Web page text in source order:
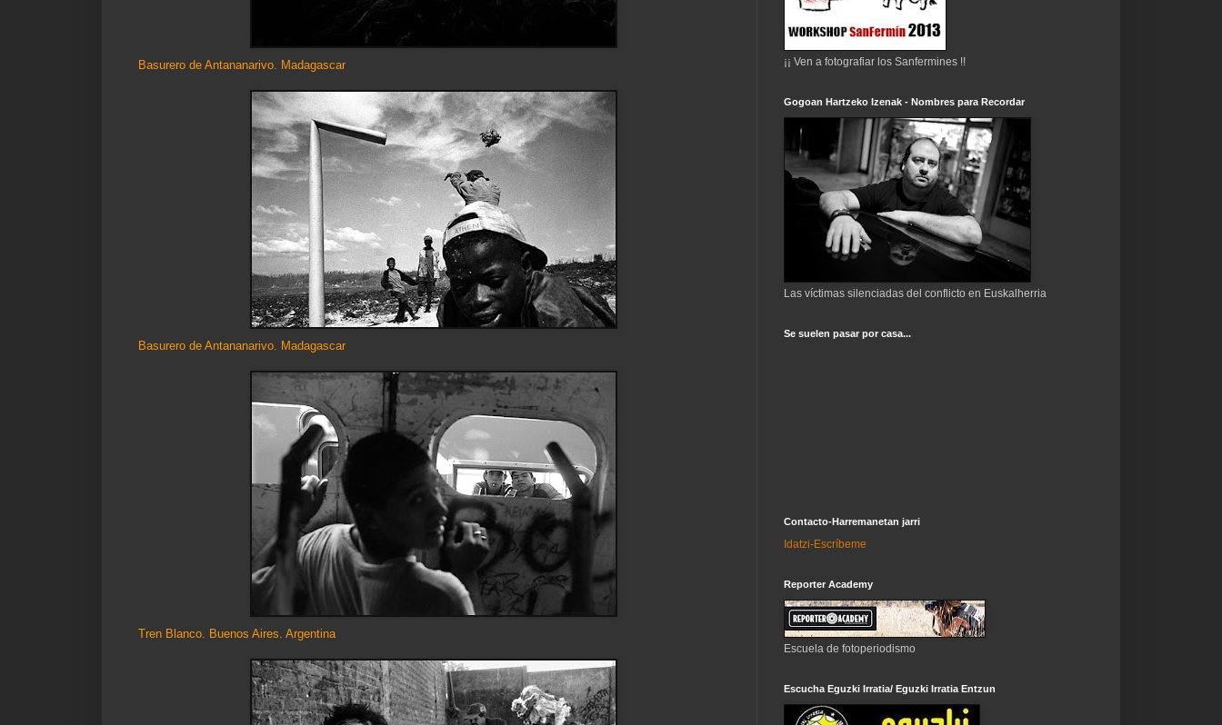
Basurero de Antananarivo. Madagascar
Basurero de Antananarivo. Madagascar
Tren Blanco. Buenos Aires. Argentina
¡¡ Ven a fotografiar los Sanfermines !!
Gogoan Hartzeko Izenak - Nombres para Recordar
Las víctimas silenciadas del conflicto en Euskalherria
Se suelen pasar por casa...
Contacto-Harremanetan jarri
Idatzi-Escríbeme
Reporter Academy
Escuela de fotoperiodismo
Escucha Eguzki Irratia/ Eguzki Irratia Entzun